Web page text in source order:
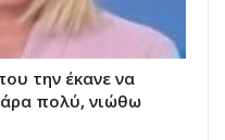
την έκανε να
πολύ, νιώθω